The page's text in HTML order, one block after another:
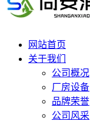
网站首页
关于我们
公司概况
厂房设备
品牌荣誉
公司风采